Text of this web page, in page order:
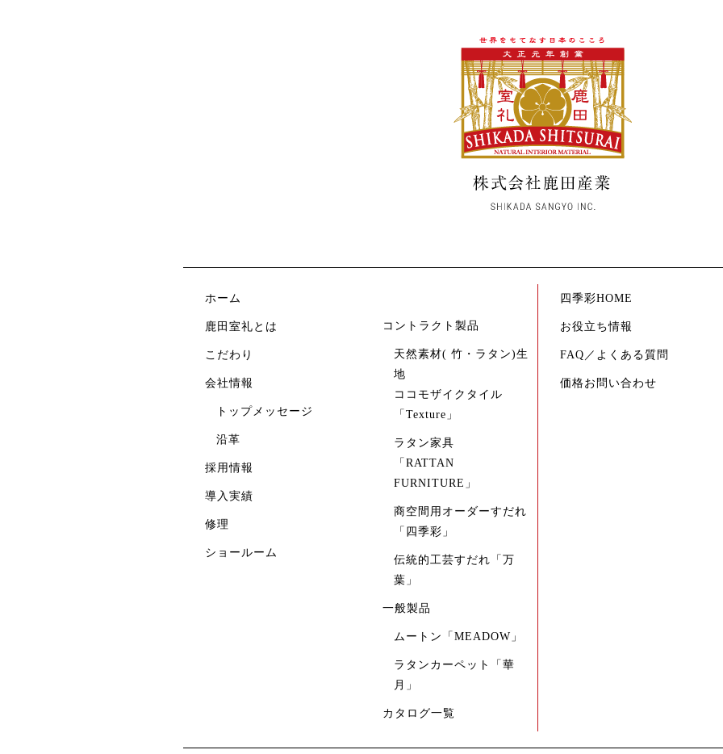
ホーム
鹿田室礼とは
こだわり
会社情報
トップメッセージ
沿革
採用情報
導入実績
修理
ショールーム
コントラクト製品
天然素材( 竹・ラタン)生
地
ココモザイクタイル
「Texture」
ラタン家具
「RATTAN
FURNITURE」
商空間用オーダーすだれ
「四季彩」
伝統的工芸すだれ「万
葉」
一般製品
ムートン「MEADOW」
ラタンカーペット「華
月」
カタログ一覧
四季彩HOME
お役立ち情報
FAQ／よくある質問
価格お問い合わせ